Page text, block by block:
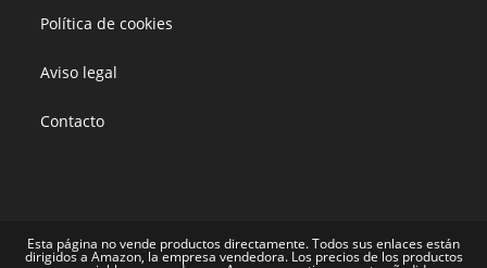
Política de cookies
Aviso legal
Contacto
Esta página no vende productos directamente. Todos sus enlaces están
dirigidos a Amazon, la empresa vendedora. Los precios de los productos